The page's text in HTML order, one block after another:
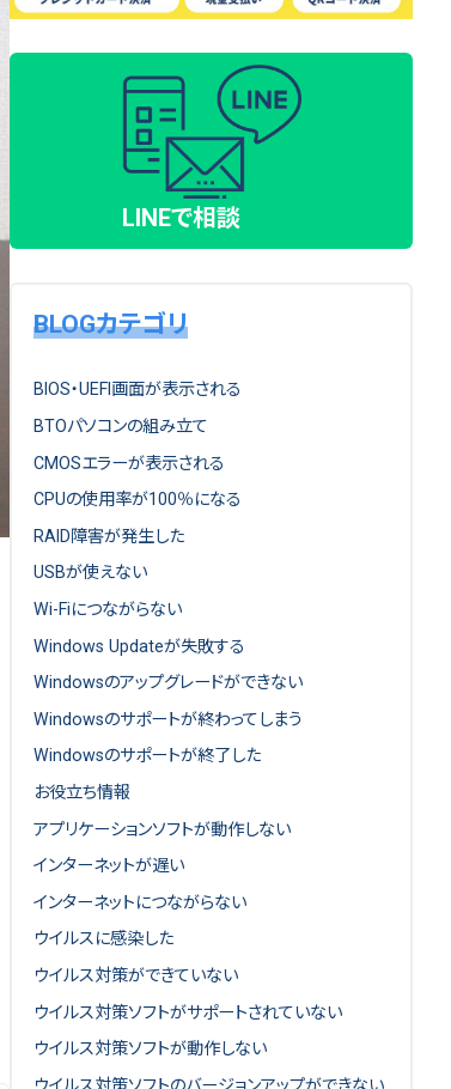
LINEで相談
BLOGカテゴリ
BIOS・UEFI画面が表示される
BTOパソコンの組み立て
CMOSエラーが表示される
CPUの使用率が100％になる
RAID障害が発生した
USBが使えない
Wi-Fiにつながらない
Windows Updateが失敗する
Windowsのアップグレードができない
Windowsのサポートが終わってしまう
Windowsのサポートが終了した
お役立ち情報
アプリケーションソフトが動作しない
インターネットが遅い
インターネットにつながらない
ウイルスに感染した
ウイルス対策ができていない
ウイルス対策ソフトがサポートされていない
ウイルス対策ソフトが動作しない
ウイルス対策ソフトのバージョンアップができない